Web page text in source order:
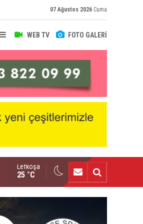
07 Ağustos 2026 Cuma
WEB TV FOTO GALERİ
Lefkoşa
25 °C